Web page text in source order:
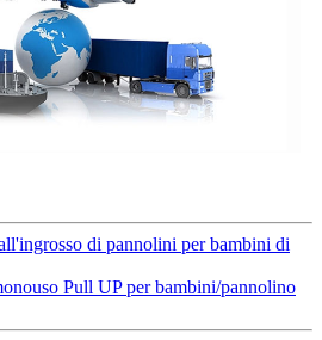
di pannolini per bambini di
Pull UP per bambini/pannolino